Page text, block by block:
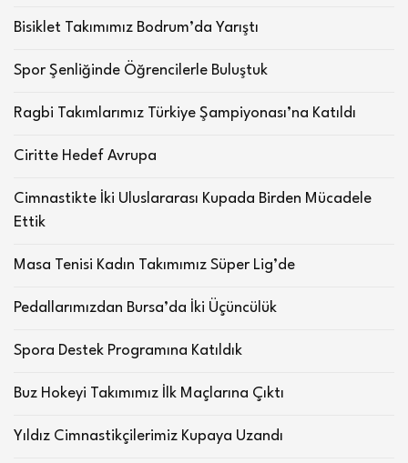
Bisiklet Takımımız Bodrum’da Yarıştı
Spor Şenliğinde Öğrencilerle Buluştuk
Ragbi Takımlarımız Türkiye Şampiyonası’na Katıldı
Ciritte Hedef Avrupa
Cimnastikte İki Uluslararası Kupada Birden Mücadele
Ettik
Masa Tenisi Kadın Takımımız Süper Lig’de
Pedallarımızdan Bursa’da İki Üçüncülük
Spora Destek Programına Katıldık
Buz Hokeyi Takımımız İlk Maçlarına Çıktı
Yıldız Cimnastikçilerimiz Kupaya Uzandı